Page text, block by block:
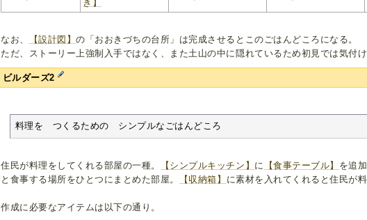
き】
なお、 【設計図】の「おおきづちの台所」は完成させるとこのごはんどころになる。
ただ、ストーリー上強制入手ではなく、また土山の中に隠れているため初見では気付け
ビルダーズ2
料理を　つくるための　シンプルなごはんどころ
住民が料理をしてくれる部屋の一種。 【シンプルキッチン】 に 【食事テーブル】 を追
と食事する場所をひとつにまとめた部屋。
【収納箱】 に素材を入れてくれると住民が
作成に必要なアイテムは以下の通り。